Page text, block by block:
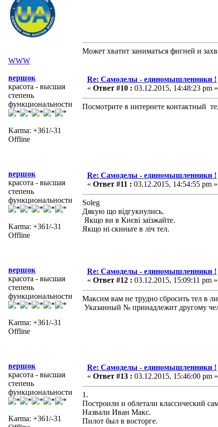
WWW
Может хватит заниматься фигней и
вершок
красота - высшая
степень
функциональности
Karma: +361/-31
Offline
Re: Самоделы - единомышленники !
« Ответ #10 : 03.12.2015, 14:48:23 pm »
Посмотрите в интернете контактный
вершок
красота - высшая
степень
функциональности
Karma: +361/-31
Offline
Re: Самоделы - единомышленники !
« Ответ #11 : 03.12.2015, 14:54:55 pm »
Soleg
Дякую що відгукнулись.
Якщо ви в Києві заїзжайте.
Якщо ні скиньте в ліч тел.
вершок
красота - высшая
степень
функциональности
Karma: +361/-31
Offline
Re: Самоделы - единомышленники !
« Ответ #12 : 03.12.2015, 15:09:11 pm »
Максим вам не трудно сбросить тел в
Указанный № принадлежит другому
вершок
красота - высшая
степень
функциональности
Karma: +361/-31
Re: Самоделы - единомышленники !
« Ответ #13 : 03.12.2015, 15:46:00 pm »
1.
Построили и облетали классический
Назвали Иван Макс.
Пилот был в восторге.